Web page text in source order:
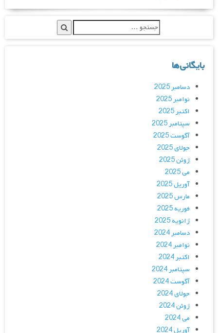
بایگانی‌ها
دسامبر 2025
نوامبر 2025
اکتبر 2025
سپتامبر 2025
آگوست 2025
جولای 2025
ژوئن 2025
می 2025
آوریل 2025
مارس 2025
فوریه 2025
ژانویه 2025
دسامبر 2024
نوامبر 2024
اکتبر 2024
سپتامبر 2024
آگوست 2024
جولای 2024
ژوئن 2024
می 2024
آوریل 2024